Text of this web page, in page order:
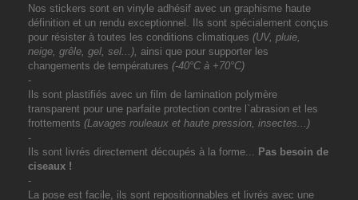
Nos stickers sont en vinyle adhésif avec un graphisme haute
définition et un rendu exceptionnel. Ils sont spécialement conçus
pour résister à toutes les conditions climatiques (UV, pluie,
neige, grêle, gel, sel...), ainsi que pour supporter les
changements de températures (-40°C à +70°C)
-
Ils sont plastifiés avec un film de lamination polymère
transparent pour une parfaite protection contre l`abrasion et les
frottements (Lavages rouleaux et haute pression, insectes...)
-
Ils sont livrés directement découpés à la forme... Pas besoin de
ciseaux !
-
La pose est facile, ils sont repositionnables et livrés avec une